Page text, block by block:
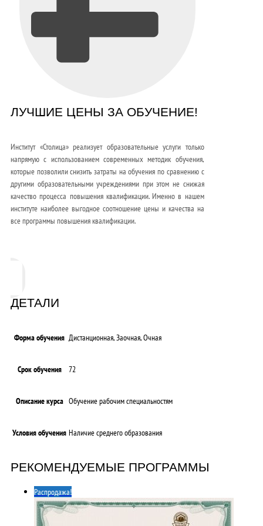
ЛУЧШИЕ ЦЕНЫ ЗА ОБУЧЕНИЕ!
Институт «Столица» реализует образовательные услуги только
напрямую с использованием современных методик обучения,
которые позволили снизить затраты на обучения по сравнению с
другими образовательными учреждениями при этом не снижая
качество процесса повышения квалификации. Именно в нашем
институте наиболее выгодное соотношение цены и качества на
все программы повышения квалификации.
ДЕТАЛИ
Форма обучения Дистанционная, Заочная, Очная
Срок обучения 72
Описание курса Обучение рабочим специальностям
Условия обучения Наличие среднего образования
РЕКОМЕНДУЕМЫЕ ПРОГРАММЫ
Распродажа!